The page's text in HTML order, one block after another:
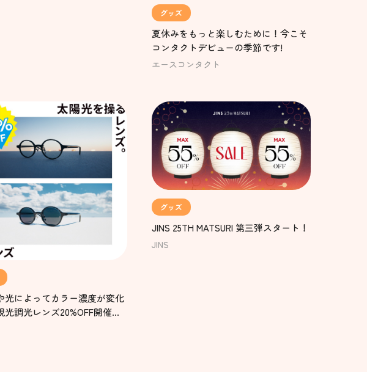
グッズ
夏休みをもっと楽しむために！今こそ
コンタクトデビューの季節です!
エースコンタクト
光によってカラー濃度が変化
光調光レンズ20%OFF開催
グッズ
JINS 25TH MATSURI 第三弾スタート！
JINS